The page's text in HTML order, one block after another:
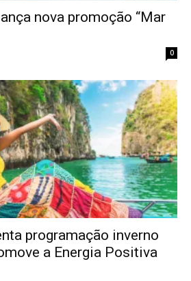
nova promoção “Mar
0
programação inverno
a Energia Positiva